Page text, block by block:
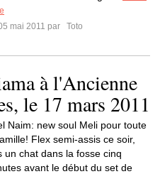
mai 2011 par
Toto
à l'Ancienne
le 17 mars 2011
Naim: new soul Meli pour toute
Flex semi-assis ce soir,
un chat dans la fosse cinq
avant le début du set de